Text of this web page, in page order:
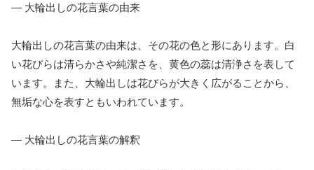
— 大輪出しの花言葉の由来
大輪出しの花言葉の由来は、その花の色と形にあります。白
い花びらは清らかさや純潔さを、黄色の蕊は清浄さを表して
います。また、大輪出しは花びらが大きく広がることから、
無垢な心を表すともいわれています。
— 大輪出しの花言葉の解釈